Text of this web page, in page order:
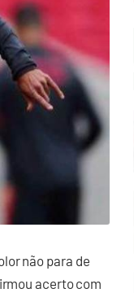
não para de
acerto com